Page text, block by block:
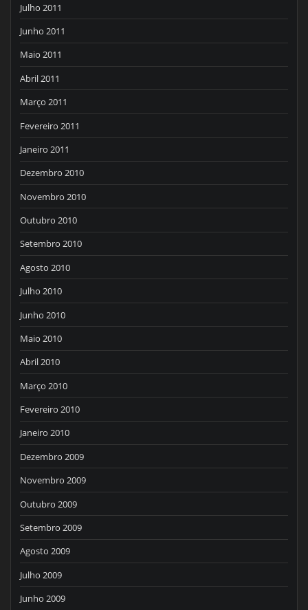
Julho 2011
Junho 2011
Maio 2011
Abril 2011
Março 2011
Fevereiro 2011
Janeiro 2011
Dezembro 2010
Novembro 2010
Outubro 2010
Setembro 2010
Agosto 2010
Julho 2010
Junho 2010
Maio 2010
Abril 2010
Março 2010
Fevereiro 2010
Janeiro 2010
Dezembro 2009
Novembro 2009
Outubro 2009
Setembro 2009
Agosto 2009
Julho 2009
Junho 2009